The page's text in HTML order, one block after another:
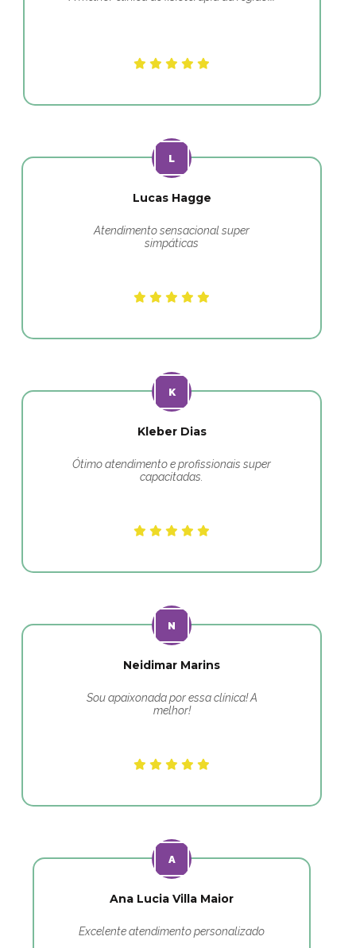
Lucas Hagge
Atendimento sensacional super
simpáticas
Kleber Dias
Ótimo atendimento e profissionais super
capacitadas.
Neidimar Marins
Sou apaixonada por essa clínica! A
melhor!
Ana Lucia Villa Maior
Excelente atendimento personalizado